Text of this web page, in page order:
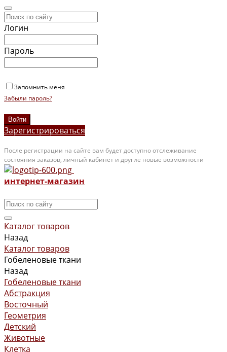
Логин
Пароль
Запомнить меня
Забыли пароль?
Зарегистрироваться
После регистрации на сайте вам будет доступно отслеживание
состояния заказов, личный кабинет и другие новые возможности
интернет-магазин
Каталог товаров
Назад
Каталог товаров
Гобеленовые ткани
Назад
Гобеленовые ткани
Абстракция
Восточный
Геометрия
Детский
Животные
Клетка